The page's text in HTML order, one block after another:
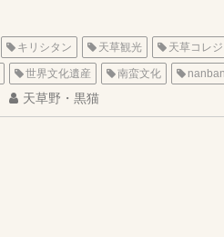
キリシタン 天草観光 天草コレ
世界文化遺産 南蛮文化 nanban
天草野・黒猫